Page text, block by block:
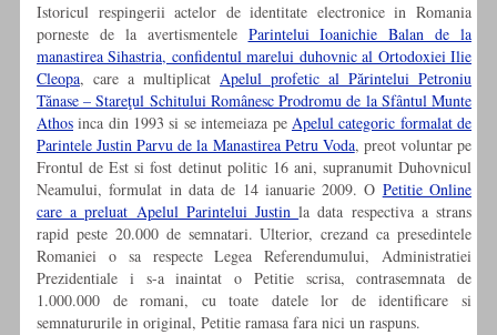
Istoricul respingerii actelor de identitate electronice in Romania
porneste de la avertismentele Parintelui Ioanichie Balan de la
manastirea Sihastria, confidentul marelui duhovnic al Ortodoxiei Ilie
Cleopa, care a multiplicat Apelul profetic al Părintelui Petroniu
Tănase – Stareţul Schitului Românesc Prodromu de la Sfântul Munte
Athos inca din 1993 si se intemeiaza pe Apelul categoric formalat de
Parintele Justin Parvu de la Manastirea Petru Voda, preot voluntar pe
Frontul de Est si fost detinut politic 16 ani, supranumit Duhovnicul
Neamului, formulat in data de 14 ianuarie 2009. O Petitie Online
care a preluat Apelul Parintelui Justinla data respectiva a strans
rapid peste 20.000 de semnatari. Ulterior, crezand ca presedintele
Romaniei o sa respecte Legea Referendumului, Administratiei
Prezidentiale i s-a inaintat o Petitie scrisa, contrasemnata de
1.000.000 de romani, cu toate datele lor de identificare si
semnatururile in original, Petitie ramasa fara nici un raspuns.